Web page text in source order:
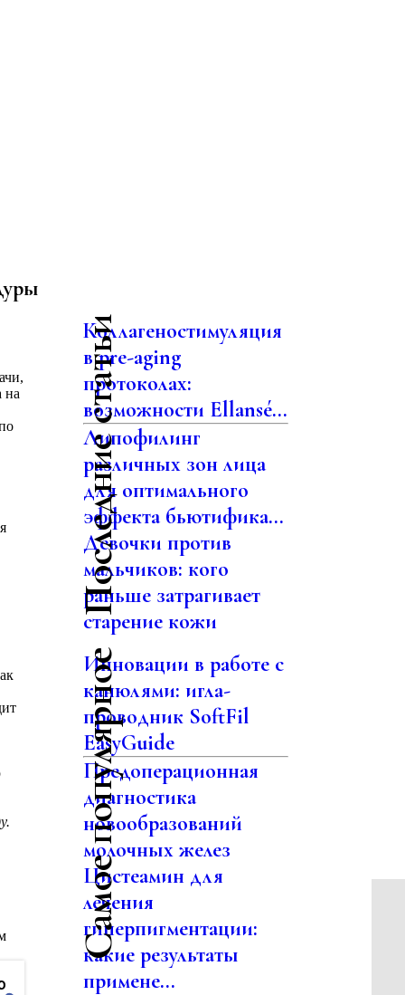
на
Последние статьи
Коллагеностимуляция
в pre-aging
протоколах:
возможности Ellansé...
Липофилинг
различных зон лица
для оптимального
эффекта бьютифика...
Девочки против
мальчиков: кого
раньше затрагивает
старение кожи
Самое популярное
Инновации в работе с
канюлями: игла-
проводник SoftFil
EasyGuide
Предоперационная
диагностика
новообразований
молочных желез
Цистеамин для
лечения
гиперпигментации:
какие результаты
примене...